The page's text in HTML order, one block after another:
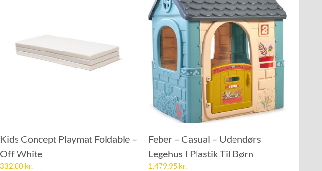
Kids Concept Playmat Foldable –
Off White
332,00 kr.
Feber – Casual – Udendørs
Legehus I Plastik Til Børn
1.479,95 kr.